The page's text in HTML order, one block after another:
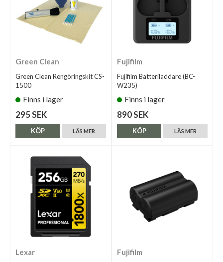
Green Clean
Green Clean Rengöringskit CS-
1500
Finns i lager
295 SEK
LÄS MER
KÖP
Fujifilm
Fujifilm Batteriladdare (BC-
W235)
Finns i lager
890 SEK
LÄS MER
KÖP
Lexar Fujifilm